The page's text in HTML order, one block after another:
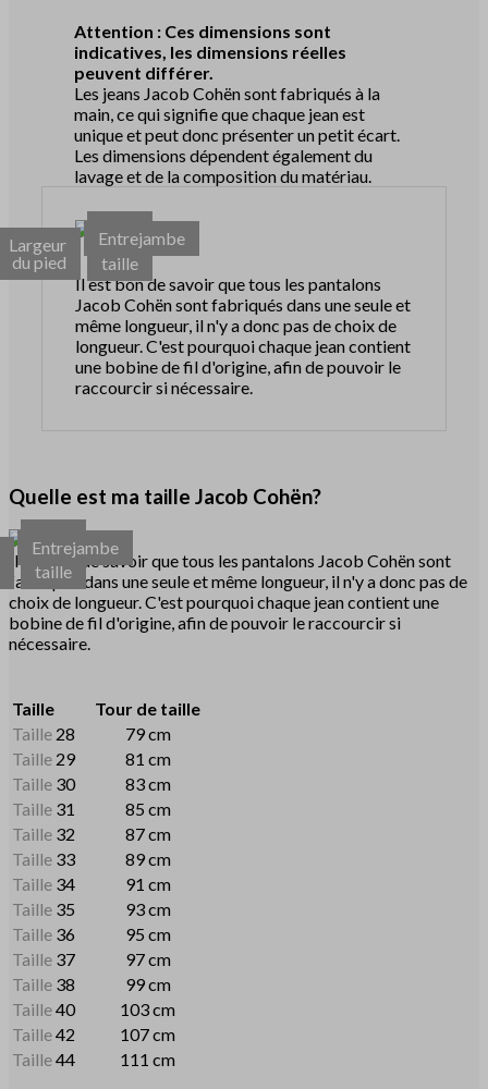
Attention : Ces dimensions sont
indicatives, les dimensions réelles
peuvent différer.
Les jeans Jacob Cohën sont fabriqués à la
main, ce qui signifie que chaque jean est
unique et peut donc présenter un petit écart.
Les dimensions dépendent également du
lavage et de la composition du matériau.
Tour
de
taille
Entrejambe
Largeur
du pied
Il est bon de savoir que tous les pantalons
Jacob Cohën sont fabriqués dans une seule et
même longueur, il n'y a donc pas de choix de
longueur. C'est pourquoi chaque jean contient
une bobine de fil d'origine, afin de pouvoir le
raccourcir si nécessaire.
Quelle est ma taille Jacob Cohën?
de
taille
Entrejambe
Il est bon de savoir que tous les pantalons Jacob Cohën sont
fabriqués dans une seule et même longueur, il n'y a donc pas de
choix de longueur. C'est pourquoi chaque jean contient une
bobine de fil d'origine, afin de pouvoir le raccourcir si
nécessaire.
Taille
Tour de taille
Taille 28
79 cm
Taille 29
81 cm
Taille 30
83 cm
Taille 31
85 cm
Taille 32
87 cm
Taille 33
89 cm
Taille 34
91 cm
Taille 35
93 cm
Taille 36
95 cm
Taille 37
97 cm
Taille 38
99 cm
Taille40
103 cm
Taille42
107 cm
Taille44 111 cm